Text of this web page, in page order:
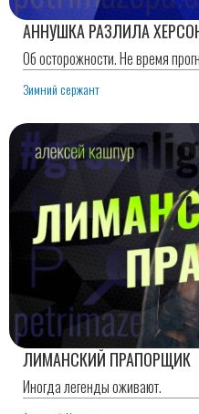
АННУШКА РАЗЛИЛА
Об осторожности. Не время
Зимний сержант
ЛИМАНСКИЙ ПРАПОРЩИК
Иногда легенды оживают.